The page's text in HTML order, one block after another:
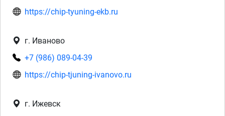
https://chip-tyuning-ekb.ru
г. Иваново
+7 (986) 089-04-39
https://chip-tjuning-ivanovo.ru
г. Ижевск